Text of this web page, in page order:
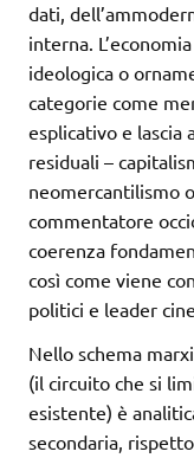
dati,
interna.
ideologica o
categorie come
esplicativo e lascia
residuali –
neomercantilismo
commentatore
coerenza
così come viene
politici e leader
Nello schema
(il circuito che si
esistente) è
secondaria,